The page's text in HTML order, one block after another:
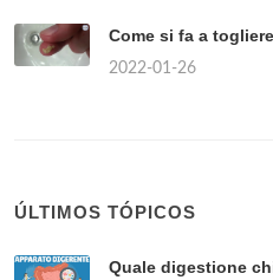
Come si fa a
2022-01-26
ÚLTIMOS TÓPICOS
Quale digestione